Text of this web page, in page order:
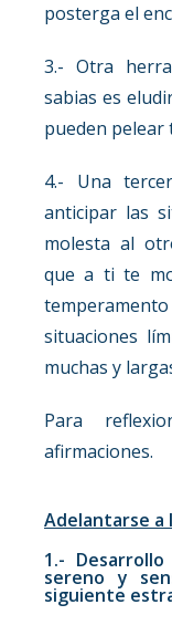
posterga el
3.- Otra
sabias es
pueden pelear
4.- Una
anticipar las
molesta al
que a ti te
situaciones
muchas y
Para
afirmaciones.
Adelantarse a
1.-
sereno y
siguiente